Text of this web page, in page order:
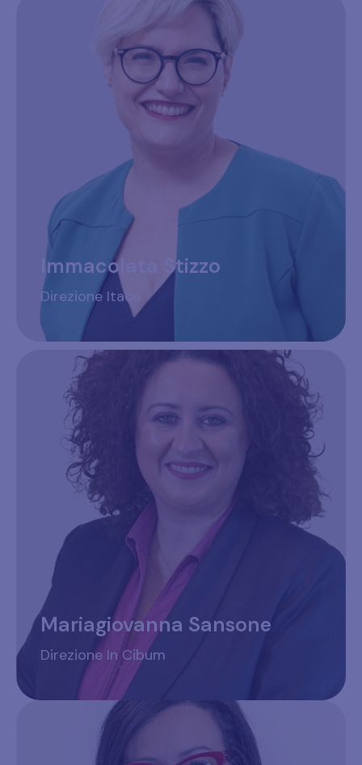
Immacolata Stizzo
Direzione Itaca
Mariagiovanna Sansone
Direzione In Cibum